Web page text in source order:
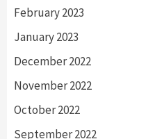
February 2023
January 2023
December 2022
November 2022
October 2022
September 2022